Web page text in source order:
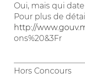
Oui, mais qui
Pour plus de
http://
ons%20&3Fr
Hors Concours